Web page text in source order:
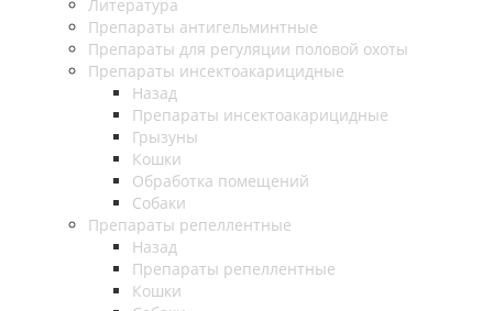
Литература
Препараты антигельминтные
Препараты для регуляции половой охоты
Препараты инсектоакарицидные
Назад
Препараты инсектоакарицидные
Грызуны
Кошки
Обработка помещений
Собаки
Препараты репеллентные
Назад
Препараты репеллентные
Кошки